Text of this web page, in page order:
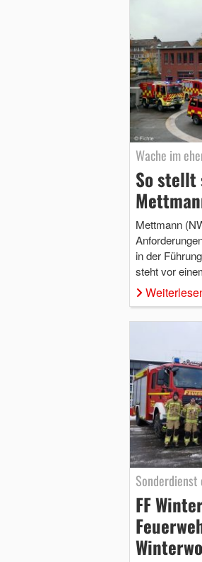
Wache im
So stellt
Mettmann
in der
steht vor
FF